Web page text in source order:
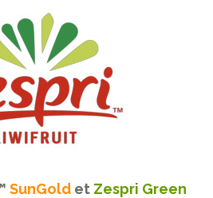
SunGold et Zespri Green